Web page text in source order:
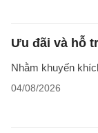
Ưu đãi và hỗ
Nhằm khuyến
04/08/2026